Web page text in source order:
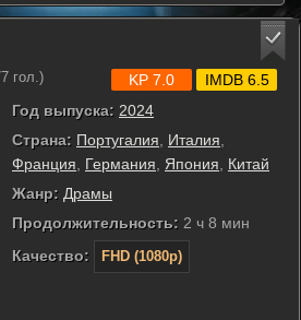
гол.)
Год выпуска: 2024
Страна: Португалия Италия
Франция
Германия Япония
Китай
Жанр: Драмы
Продолжительность: 2 ч 8 мин
Качество:
FHD (1080p)
KP 7.0 IMDB 6.5